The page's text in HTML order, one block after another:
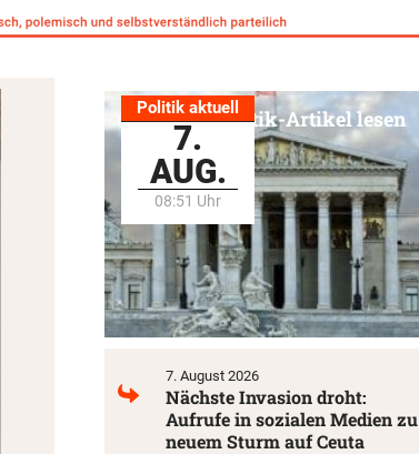
Politik aktuell
7.
AUG.
08:51 Uhr
Alle Politik-Artikel lesen
7. August 2026
Nächste Invasion droht:
Aufrufe in sozialen Medien zu
neuem Sturm auf Ceuta